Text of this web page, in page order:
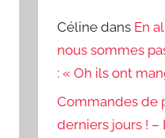
Céline dans En
nous sommes
: « Oh ils ont
Commandes de
derniers jours !